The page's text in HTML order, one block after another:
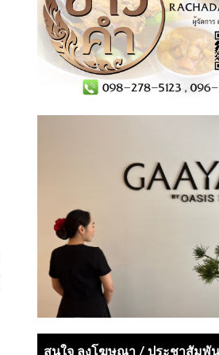
สนใจ ลงโฆษณา / ประชาสัมพั